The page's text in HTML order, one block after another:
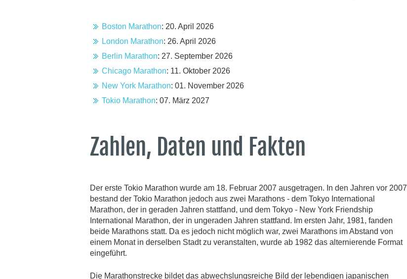
Boston Marathon: 20. April 2026
London Marathon: 26. April 2026
Berlin Marathon: 27. September 2026
Chicago Marathon: 11. Oktober 2026
New York Marathon: 01. November 2026
Tokio Marathon: 07. März 2027
Zahlen, Daten und Fakten
Der erste Tokio Marathon wurde am 18. Februar 2007 ausgetragen. In den Jahren vor 2007
bestand der Tokio Marathon jedoch aus zwei Marathons - dem Tokyo International
Marathon, der in geraden Jahren stattfand, und dem Tokyo - New York Friendship
International Marathon, der in ungeraden Jahren stattfand. Im ersten Jahr, 1981, fanden
beide Marathons statt. Da es jedoch nicht möglich war, zwei Marathons im Abstand von
einem Monat in derselben Stadt zu veranstalten, wurde ab 1982 das alternierende Format
eingeführt.
Die Marathonstrecke bildet das abwechslungsreiche Bild der lebendigen japanischen